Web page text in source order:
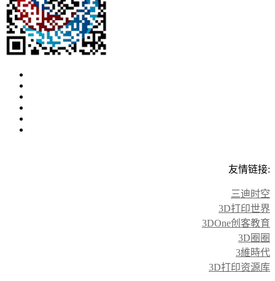
友情链接:
三迪时空
3D打印世界
3DOne创客教育
3D圈圈
3維時代
3D打印资源库